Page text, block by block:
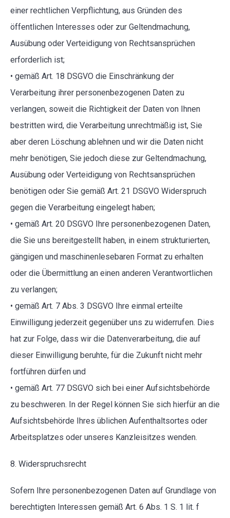
einer rechtlichen Verpflichtung, aus Gründen des
öffentlichen Interesses oder zur Geltendmachung,
Ausübung oder Verteidigung von Rechtsansprüchen
erforderlich ist;
• gemäß Art. 18 DSGVO die Einschränkung der
Verarbeitung ihrer personenbezogenen Daten zu
verlangen, soweit die Richtigkeit der Daten von Ihnen
bestritten wird, die Verarbeitung unrechtmäßig ist, Sie
aber deren Löschung ablehnen und wir die Daten nicht
mehr benötigen, Sie jedoch diese zur Geltendmachung,
Ausübung oder Verteidigung von Rechtsansprüchen
benötigen oder Sie gemäß Art. 21 DSGVO Widerspruch
gegen die Verarbeitung eingelegt haben;
• gemäß Art. 20 DSGVO Ihre personenbezogenen Daten,
die Sie uns bereitgestellt haben, in einem strukturierten,
gängigen und maschinenlesebaren Format zu erhalten
oder die Übermittlung an einen anderen Verantwortlichen
zu verlangen;
• gemäß Art. 7 Abs. 3 DSGVO Ihre einmal erteilte
Einwilligung jederzeit gegenüber uns zu widerrufen. Dies
hat zur Folge, dass wir die Datenverarbeitung, die auf
dieser Einwilligung beruhte, für die Zukunft nicht mehr
fortführen dürfen und
• gemäß Art. 77 DSGVO sich bei einer Aufsichtsbehörde
zu beschweren. In der Regel können Sie sich hierfür an die
Aufsichtsbehörde Ihres üblichen Aufenthaltsortes oder
Arbeitsplatzes oder unseres Kanzleisitzes wenden.
8. Widerspruchsrecht
Sofern Ihre personenbezogenen Daten auf Grundlage von
berechtigten Interessen gemäß Art. 6 Abs. 1 S. 1 lit. f